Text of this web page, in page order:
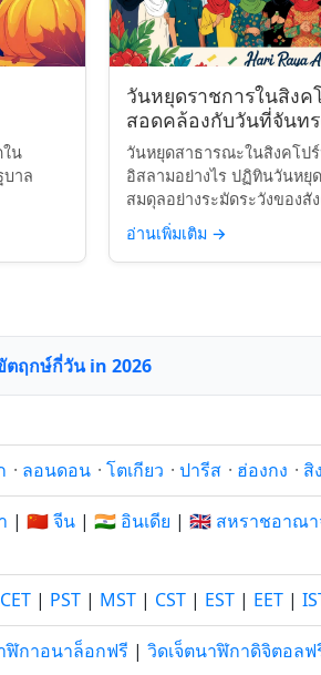
น
บาล
วันหยุดราชการในสิงค
สอดคล้องกับวันที่จันท
วันหยุดสาธารณะในสิงคโป
อิสลามอย่างไร ปฏิทินวันหยุ
สมดุลอย่างระมัดระวังของ
อ่านเพิ่มเติม →
ตฤกษ์กี่วัน in 2026
· ลอนดอน · โตเกียว · ปารีส · ฮ่องกง · สิ
| 🇨🇳 จีน | 🇮🇳 อินเดีย | 🇬🇧 สหราชอาณา
CET | PST | MST | CST | EST | EET |
ฬิกาอนาล็อกฟรี | วิดเจ็ตนาฬิกาดิจิตอลฟ